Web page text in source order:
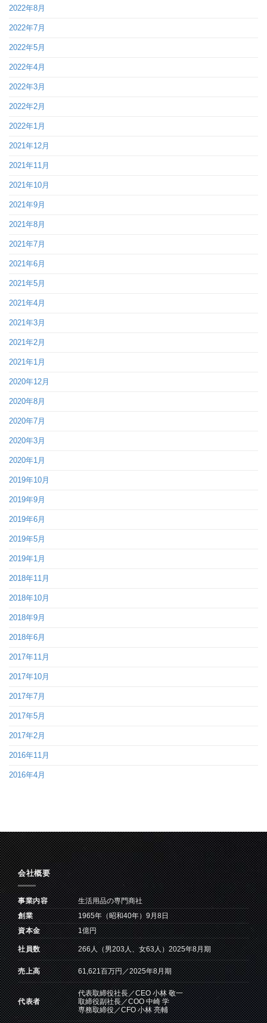
2022年8月
2022年7月
2022年5月
2022年4月
2022年3月
2022年2月
2022年1月
2021年12月
2021年11月
2021年10月
2021年9月
2021年8月
2021年7月
2021年6月
2021年5月
2021年4月
2021年3月
2021年2月
2021年1月
2020年12月
2020年8月
2020年7月
2020年3月
2020年1月
2019年10月
2019年9月
2019年6月
2019年5月
2019年1月
2018年11月
2018年10月
2018年9月
2018年6月
2017年11月
2017年10月
2017年7月
2017年5月
2017年2月
2016年11月
2016年4月
会社概要
事業内容 生活用品の専門商社
創業 1965年（昭和40年）9月8日
資本金 1億円
社員数 266人（男203人、女63人）2025年8月期
売上高 61,621百万円／2025年8月期
代表者
代表取締役社長／CEO 小林 敬一
取締役副社長／COO 中崎 学
専務取締役／CFO 小林 亮輔